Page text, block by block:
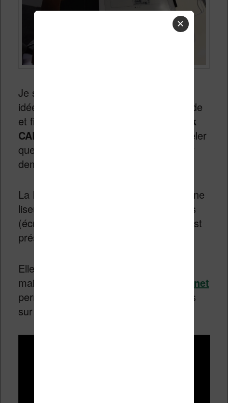
Je suis toujours assez excité par cette
idée d’une liseuse de 13,3 pouces rapide
et fiable. Cette vidéo de la
Pocketbook
CAD Reader Flex
vient donc me rappeler
que ce n’est peut-être pas encore pour
demain…
La PocketBook CAD Reader Flex est une
liseuse d’une diagonale de 13,3 pouces
(écran du type Mobius) et flexible qui est
présenté au salon IFA de Berlin.
Elle est bien sûr à l’état de prototype,
mais une vidéo prise par le site
Lesen.net
permet de se faire déjà un premier avis
sur cette machine :
✕